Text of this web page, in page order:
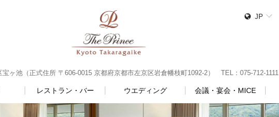
JP
ヶ池（正式住所 〒606-0015 京都府京都市左京区岩倉幡枝町1092-2） TEL：075-712-1111
レストラン・バー ウエディング 会議・宴会・MICE